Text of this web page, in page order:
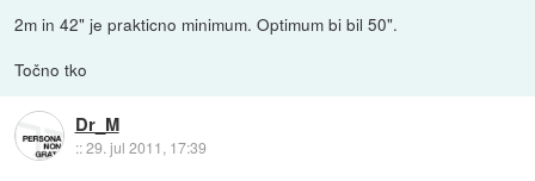
2m in 42" je prakticno minimum. Optimum bi bil 50".
Točno tko
Dr_M
::29. jul 2011, 17:39